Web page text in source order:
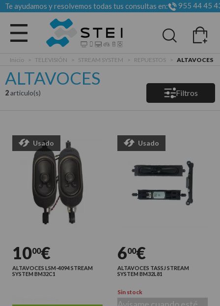
Te ayudamos y resolvemos todas tus consultas en: 955 44 45
Todas las categorias
Inicio > TELEVISIÓN > STREAM SYSTEM > REPUESTOS > ALTAVOCES
ALTAVOCES
2articulo(s) Filtros
Usado
1000€
ALTAVOCES LSM-4094 STREAM
SYSTEM BM32C1
Usado
600€
ALTAVOCES TASSJ STREAM
SYSTEM BM32L81
Sin stock